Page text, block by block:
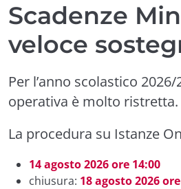
Scadenze
veloce
Per l’anno scolastico
operativa è molto ristretta.
La procedura su Istanze
14 agosto 2026 ore 14:00
chiusura: 18 agosto 2026